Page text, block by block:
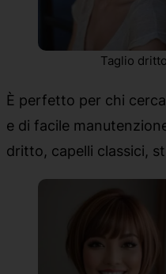
Taglio
È perfetto per chi
e di facile
dritto, capelli classici,